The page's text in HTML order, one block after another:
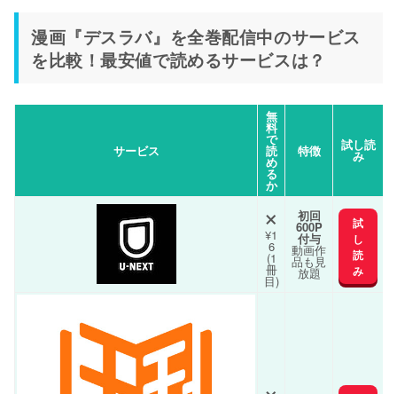
漫画『デスラバ』を全巻配信中のサービス
を比較！最安値で読めるサービスは？
サービス
無
料
で
読
め
る
か
特徴 試し読
み
×
¥1
6
(1
冊
目)
初回
600P
付与
動画作
品も見
放題
試
し
読
み